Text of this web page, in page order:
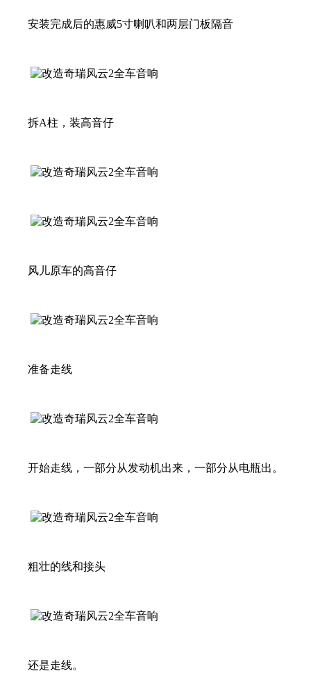
安装完成后的惠威5寸喇叭和两层门板隔音
拆A柱，装高音仔
风儿原车的高音仔
准备走线
开始走线，一部分从发动机出来，一部分从电瓶出。
粗壮的线和接头
还是走线。